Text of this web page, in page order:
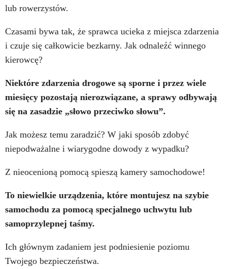
lub rowerzystów.
Czasami bywa tak, że sprawca ucieka z miejsca zdarzenia
i czuje się całkowicie bezkarny. Jak odnaleźć winnego
kierowcę?
Niektóre zdarzenia drogowe są sporne i przez wiele
miesięcy pozostają nierozwiązane, a sprawy odbywają
się na zasadzie „słowo przeciwko słowu”.
Jak możesz temu zaradzić? W jaki sposób zdobyć
niepodważalne i wiarygodne dowody z wypadku?
Z nieocenioną pomocą spieszą kamery samochodowe!
To niewielkie urządzenia, które montujesz na szybie
samochodu za pomocą specjalnego uchwytu lub
samoprzylepnej taśmy.
Ich głównym zadaniem jest podniesienie poziomu
Twojego bezpieczeństwa.